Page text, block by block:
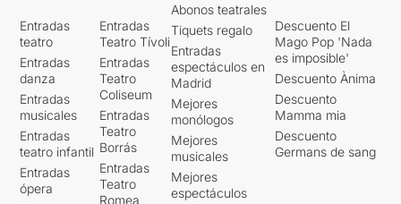
Entradas
teatro
Entradas
danza
Entradas
musicales
Entradas
teatro infantil
Entradas
ópera
Entradas
Teatro Tívoli
Entradas
Teatro
Coliseum
Entradas
Teatro
Borrás
Entradas
Teatro
Romea
Abonos teatrales
Tiquets regalo
Entradas
espectáculos en
Madrid
Mejores
monólogos
Mejores
musicales
Mejores
espectáculos
Descuento El
Mago Pop 'Nada
es imposible'
Descuento Ànima
Descuento
Mamma mia
Descuento
Germans de sang